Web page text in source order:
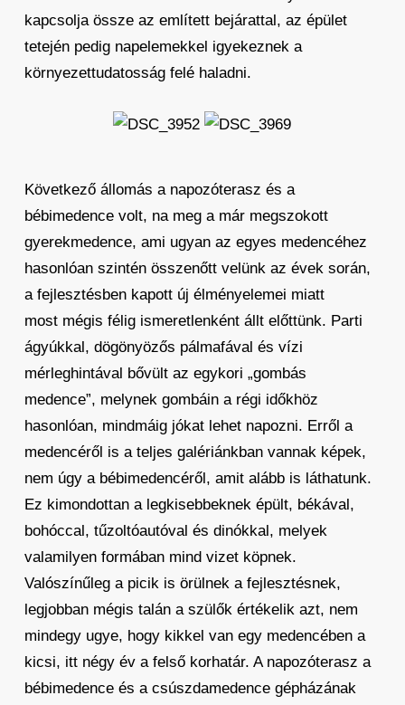
kapcsolja össze az említett bejárattal, az épület
tetején pedig napelemekkel igyekeznek a
környezettudatosság felé haladni.
Következő állomás a napozóterasz és a
bébimedence volt, na meg a már megszokott
gyerekmedence, ami ugyan az egyes medencéhez
hasonlóan szintén összenőtt velünk az évek során,
a fejlesztésben kapott új élményelemei miatt
most mégis félig ismeretlenként állt előttünk. Parti
ágyúkkal, dögönyözős pálmafával és vízi
mérleghintával bővült az egykori „gombás
medence”, melynek gombáin a régi időkhöz
hasonlóan, mindmáig jókat lehet napozni. Erről a
medencéről is a teljes galériánkban vannak képek,
nem úgy a bébimedencéről, amit alább is láthatunk.
Ez kimondottan a legkisebbeknek épült, békával,
bohóccal, tűzoltóautóval és dinókkal, melyek
valamilyen formában mind vizet köpnek.
Valószínűleg a picik is örülnek a fejlesztésnek,
legjobban mégis talán a szülők értékelik azt, nem
mindegy ugye, hogy kikkel van egy medencében a
kicsi, itt négy év a felső korhatár. A napozóterasz a
bébimedence és a csúszdamedence gépházának